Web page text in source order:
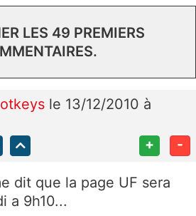
LES 49 PREMIERS
le 13/12/2010 à
+ -
dit que la page UF sera
a 9h10...